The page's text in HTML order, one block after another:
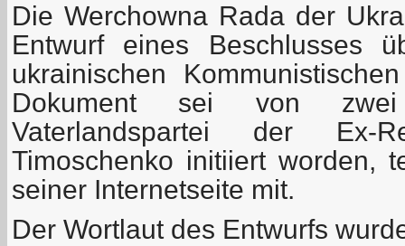
Die Werchowna Rada der
Entwurf eines Beschlusses
ukrainischen
Dokument sei von zwei
Vaterlandspartei der Ex-
Timoschenko initiiert worden,
seiner Internetseite mit.
Der Wortlaut des Entwurfs